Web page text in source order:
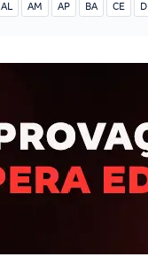
AL AM AP BA CE